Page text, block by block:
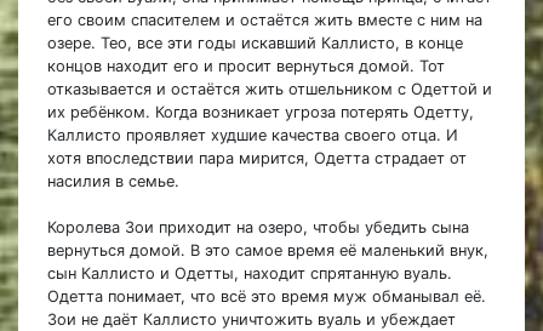
его своим спасителем и остаётся жить вместе с ним на
озере. Тео, все эти годы искавший Каллисто, в конце
концов находит его и просит вернуться домой. Тот
отказывается и остаётся жить отшельником с Одеттой и
их ребёнком. Когда возникает угроза потерять Одетту,
Каллисто проявляет худшие качества своего отца. И
хотя впоследствии пара мирится, Одетта страдает от
насилия в семье.
Королева Зои приходит на озеро, чтобы убедить сына
вернуться домой. В это самое время её маленький внук,
сын Каллисто и Одетты, находит спрятанную вуаль.
Одетта понимает, что всё это время муж обманывал её.
Зои не даёт Каллисто уничтожить вуаль и убеждает